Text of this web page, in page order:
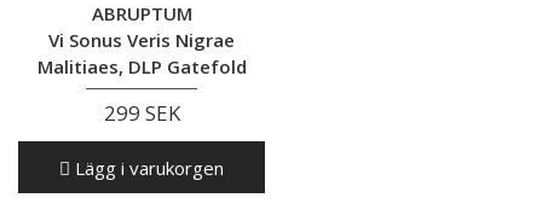
ABRUPTUM
Vi Sonus Veris Nigrae
Malitiaes, DLP Gatefold
299 SEK
Lägg i varukorgen